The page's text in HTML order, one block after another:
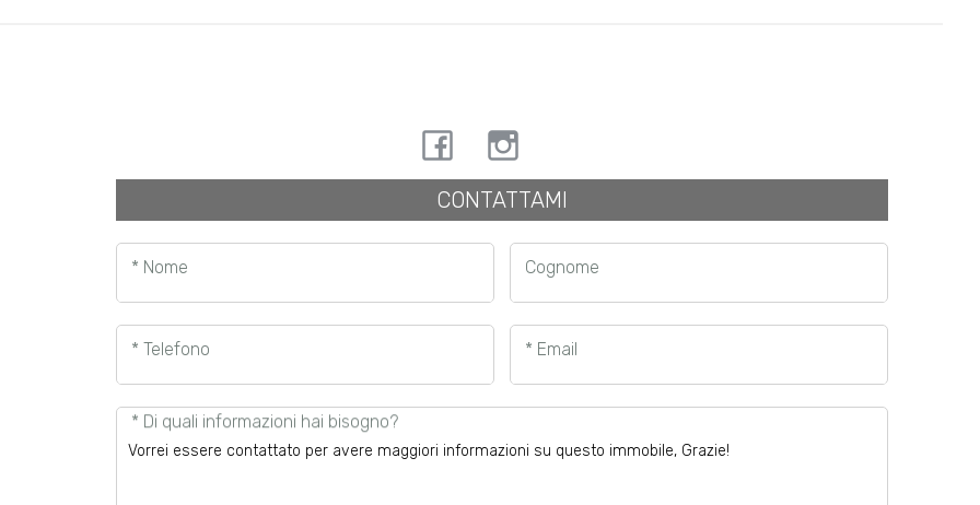
CONTATTAMI
* Nome Cognome
* Telefono * Email
* Di quali informazioni hai bisogno?